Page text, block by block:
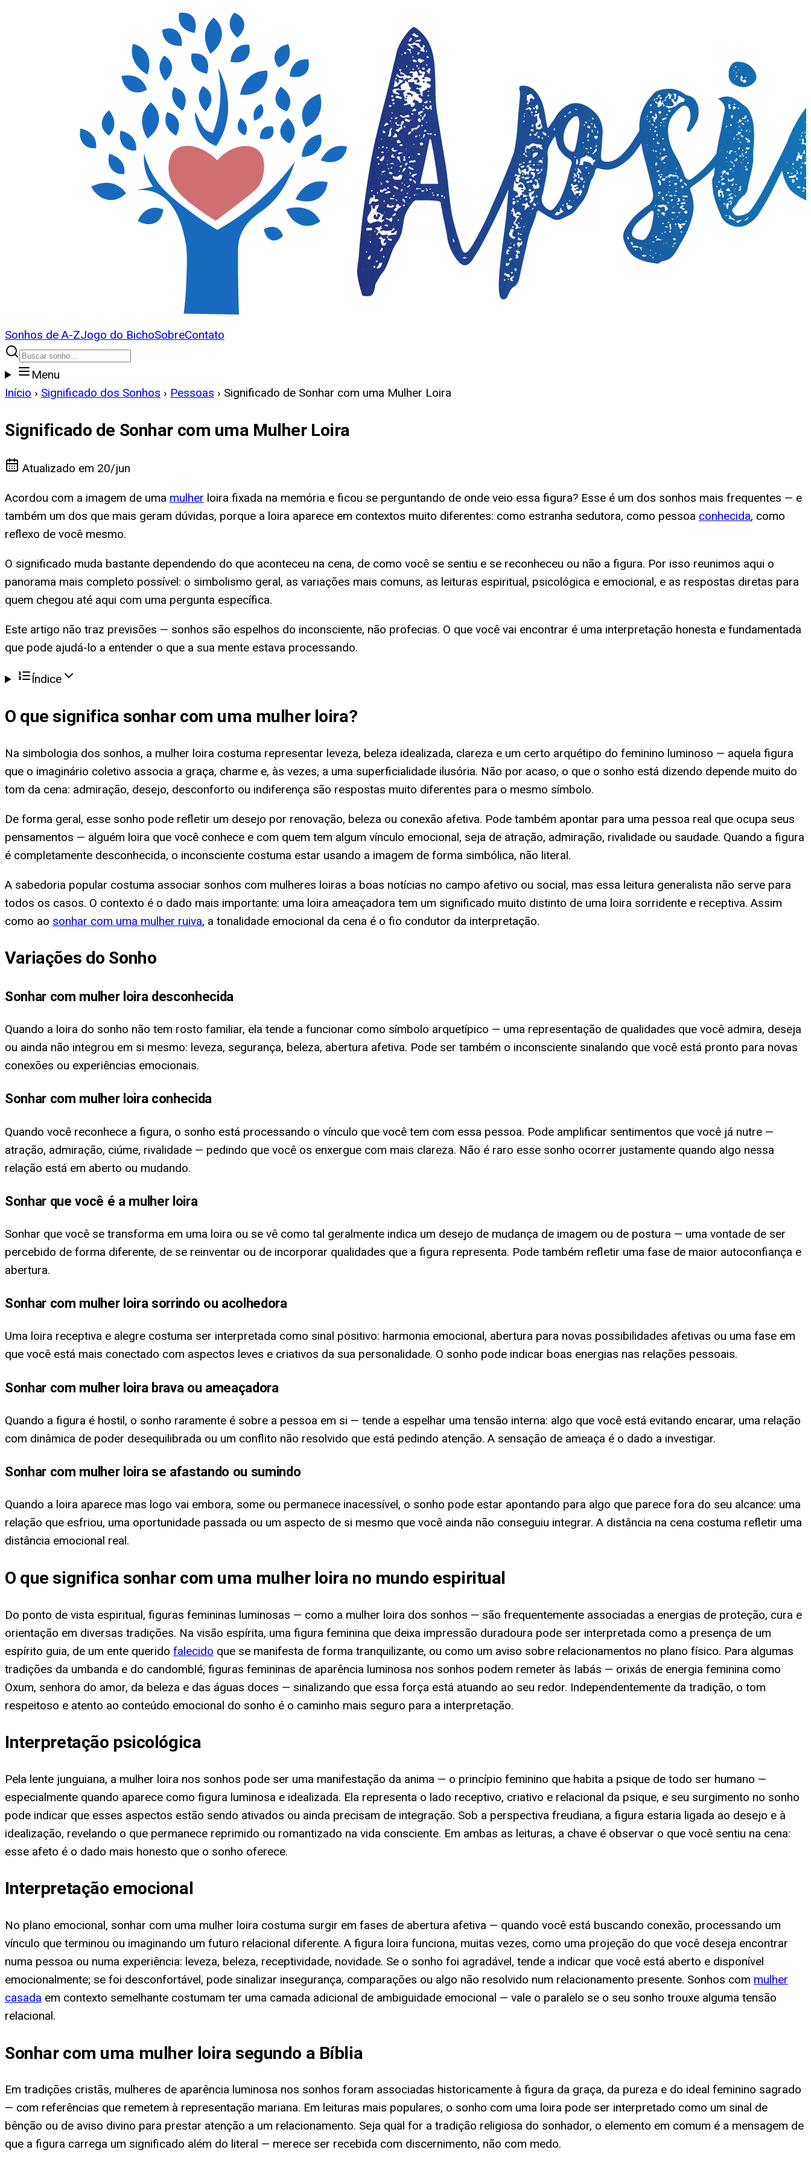
Sonhos de A-ZJogo do BichoSobreContato
Menu
Início › Significado dos Sonhos › Pessoas › Significado de Sonhar com uma Mulher Loira
Significado de Sonhar com uma Mulher Loira
Atualizado em 20/jun
Acordou com a imagem de uma mulher loira fixada na memória e ficou se perguntando de onde veio essa figura? Esse é um dos sonhos mais frequentes — e
também um dos que mais geram dúvidas, porque a loira aparece em contextos muito diferentes: como estranha sedutora, como pessoa conhecida, como
reflexo de você mesmo.
O significado muda bastante dependendo do que aconteceu na cena, de como você se sentiu e se reconheceu ou não a figura. Por isso reunimos aqui o
panorama mais completo possível: o simbolismo geral, as variações mais comuns, as leituras espiritual, psicológica e emocional, e as respostas diretas para
quem chegou até aqui com uma pergunta específica.
Este artigo não traz previsões — sonhos são espelhos do inconsciente, não profecias. O que você vai encontrar é uma interpretação honesta e fundamentada
que pode ajudá-lo a entender o que a sua mente estava processando.
Índice
O que significa sonhar com uma mulher loira?
Na simbologia dos sonhos, a mulher loira costuma representar leveza, beleza idealizada, clareza e um certo arquétipo do feminino luminoso — aquela figura
que o imaginário coletivo associa a graça, charme e, às vezes, a uma superficialidade ilusória. Não por acaso, o que o sonho está dizendo depende muito do
tom da cena: admiração, desejo, desconforto ou indiferença são respostas muito diferentes para o mesmo símbolo.
De forma geral, esse sonho pode refletir um desejo por renovação, beleza ou conexão afetiva. Pode também apontar para uma pessoa real que ocupa seus
pensamentos — alguém loira que você conhece e com quem tem algum vínculo emocional, seja de atração, admiração, rivalidade ou saudade. Quando a figura
é completamente desconhecida, o inconsciente costuma estar usando a imagem de forma simbólica, não literal.
A sabedoria popular costuma associar sonhos com mulheres loiras a boas notícias no campo afetivo ou social, mas essa leitura generalista não serve para
todos os casos. O contexto é o dado mais importante: uma loira ameaçadora tem um significado muito distinto de uma loira sorridente e receptiva. Assim
como ao sonhar com uma mulher ruiva, a tonalidade emocional da cena é o fio condutor da interpretação.
Variações do Sonho
Sonhar com mulher loira desconhecida
Quando a loira do sonho não tem rosto familiar, ela tende a funcionar como símbolo arquetípico — uma representação de qualidades que você admira, deseja
ou ainda não integrou em si mesmo: leveza, segurança, beleza, abertura afetiva. Pode ser também o inconsciente sinalando que você está pronto para novas
conexões ou experiências emocionais.
Sonhar com mulher loira conhecida
Quando você reconhece a figura, o sonho está processando o vínculo que você tem com essa pessoa. Pode amplificar sentimentos que você já nutre —
atração, admiração, ciúme, rivalidade — pedindo que você os enxergue com mais clareza. Não é raro esse sonho ocorrer justamente quando algo nessa
relação está em aberto ou mudando.
Sonhar que você é a mulher loira
Sonhar que você se transforma em uma loira ou se vê como tal geralmente indica um desejo de mudança de imagem ou de postura — uma vontade de ser
percebido de forma diferente, de se reinventar ou de incorporar qualidades que a figura representa. Pode também refletir uma fase de maior autoconfiança e
abertura.
Sonhar com mulher loira sorrindo ou acolhedora
Uma loira receptiva e alegre costuma ser interpretada como sinal positivo: harmonia emocional, abertura para novas possibilidades afetivas ou uma fase em
que você está mais conectado com aspectos leves e criativos da sua personalidade. O sonho pode indicar boas energias nas relações pessoais.
Sonhar com mulher loira brava ou ameaçadora
Quando a figura é hostil, o sonho raramente é sobre a pessoa em si — tende a espelhar uma tensão interna: algo que você está evitando encarar, uma relação
com dinâmica de poder desequilibrada ou um conflito não resolvido que está pedindo atenção. A sensação de ameaça é o dado a investigar.
Sonhar com mulher loira se afastando ou sumindo
Quando a loira aparece mas logo vai embora, some ou permanece inacessível, o sonho pode estar apontando para algo que parece fora do seu alcance: uma
relação que esfriou, uma oportunidade passada ou um aspecto de si mesmo que você ainda não conseguiu integrar. A distância na cena costuma refletir uma
distância emocional real.
O que significa sonhar com uma mulher loira no mundo espiritual
Do ponto de vista espiritual, figuras femininas luminosas — como a mulher loira dos sonhos — são frequentemente associadas a energias de proteção, cura e
orientação em diversas tradições. Na visão espírita, uma figura feminina que deixa impressão duradoura pode ser interpretada como a presença de um
espírito guia, de um ente querido falecido que se manifesta de forma tranquilizante, ou como um aviso sobre relacionamentos no plano físico. Para algumas
tradições da umbanda e do candomblé, figuras femininas de aparência luminosa nos sonhos podem remeter às Iabás — orixás de energia feminina como
Oxum, senhora do amor, da beleza e das águas doces — sinalizando que essa força está atuando ao seu redor. Independentemente da tradição, o tom
respeitoso e atento ao conteúdo emocional do sonho é o caminho mais seguro para a interpretação.
Interpretação psicológica
Pela lente junguiana, a mulher loira nos sonhos pode ser uma manifestação da anima — o princípio feminino que habita a psique de todo ser humano —
especialmente quando aparece como figura luminosa e idealizada. Ela representa o lado receptivo, criativo e relacional da psique, e seu surgimento no sonho
pode indicar que esses aspectos estão sendo ativados ou ainda precisam de integração. Sob a perspectiva freudiana, a figura estaria ligada ao desejo e à
idealização, revelando o que permanece reprimido ou romantizado na vida consciente. Em ambas as leituras, a chave é observar o que você sentiu na cena:
esse afeto é o dado mais honesto que o sonho oferece.
Interpretação emocional
No plano emocional, sonhar com uma mulher loira costuma surgir em fases de abertura afetiva — quando você está buscando conexão, processando um
vínculo que terminou ou imaginando um futuro relacional diferente. A figura loira funciona, muitas vezes, como uma projeção do que você deseja encontrar
numa pessoa ou numa experiência: leveza, beleza, receptividade, novidade. Se o sonho foi agradável, tende a indicar que você está aberto e disponível
emocionalmente; se foi desconfortável, pode sinalizar insegurança, comparações ou algo não resolvido num relacionamento presente. Sonhos com mulher
casada em contexto semelhante costumam ter uma camada adicional de ambiguidade emocional — vale o paralelo se o seu sonho trouxe alguma tensão
relacional.
Sonhar com uma mulher loira segundo a Bíblia
Em tradições cristãs, mulheres de aparência luminosa nos sonhos foram associadas historicamente à figura da graça, da pureza e do ideal feminino sagrado
— com referências que remetem à representação mariana. Em leituras mais populares, o sonho com uma loira pode ser interpretado como um sinal de
bênção ou de aviso divino para prestar atenção a um relacionamento. Seja qual for a tradição religiosa do sonhador, o elemento em comum é a mensagem de
que a figura carrega um significado além do literal — merece ser recebida com discernimento, não com medo.